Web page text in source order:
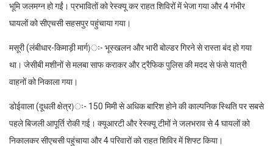
भूमि जलमग्न हो गईं। प्रभावितों को रेस्क्यू कर राहत शिविरों में भेजा गया और 4 गंभीर
घायलों को सीएचसी सहसपुर पहुंचाया गया।
मसूरी (लंबीधार-किमाड़ी मार्ग)ः- भूस्खलन और भारी बोल्डर गिरने से रास्ता बंद हो गया
था। जेसीबी मशीनों से मलबा साफ कराकर और ट्रैफिक पुलिस की मदद से फंसे यात्री
वाहनों को निकाला गया।
डोईवाला (दूधली क्षेत्र)ः- 150 मिमी से अधिक बारिश होने की काल्पनिक स्थिति पर सबसे
पहले बिजली आपूर्ति रोकी गई। क्यूआरटी और रेस्क्यू टीमों ने जलभराव से 4 घायलों को
निकालकर सीएचसी पहुंचाया और 4 परिवारों को राहत शिविर में शिफ्ट किया।